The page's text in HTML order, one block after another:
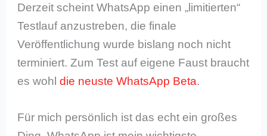
Derzeit scheint WhatsApp einen „limitierten“
Testlauf anzustreben, die finale
Veröffentlichung wurde bislang noch nicht
terminiert. Zum Test auf eigene Faust braucht
es wohldie neuste WhatsApp Beta.
Für mich persönlich ist das echt ein großes